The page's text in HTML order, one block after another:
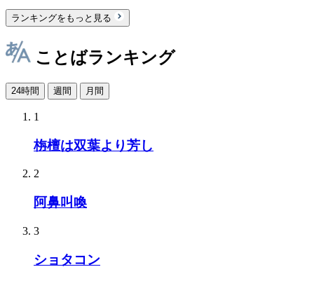
ランキングをもっと見る
ことばランキング
24時間 週間 月間
1
栴檀は双葉より芳し
2
阿鼻叫喚
3
ショタコン